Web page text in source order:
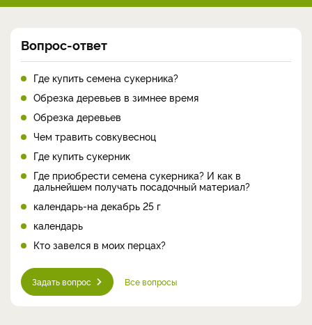
Вопрос-ответ
Где купить семена сукерника?
Обрезка деревьев в зимнее время
Обрезка деревьев
Чем травить совкувесноц
Где купить сукерник
Где приобрести семена сукерника? И как в
дальнейшем получать посадочный материал?
календарь-на декабрь 25 г
календарь
Кто завелся в моих перцах?
Задать вопрос Все вопросы